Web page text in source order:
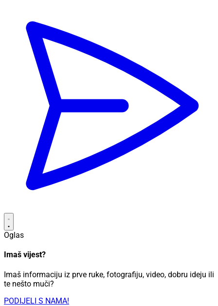
Oglas
Imaš vijest?
Imaš informaciju iz prve ruke, fotografiju, video, dobru ideju ili
te nešto muči?
PODIJELI S NAMA!